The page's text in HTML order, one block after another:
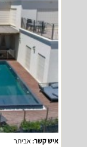
איש קשר: אביתר